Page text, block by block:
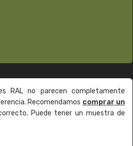
RAL no parecen completamente
Recomendamos comprar un
Puede tener un muestra de